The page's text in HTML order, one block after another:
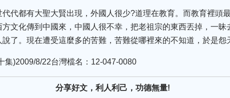
代都有大聖大賢出現，外國人很少?道理在教育。而教育裡頭
文化傳到中國來，中國人很不幸，把老祖宗的東西丟掉，一
了。現在遭受這麼多的苦難，苦難從哪裡來的不知道，於是怨
集)2009/8/22台灣檔名：12-047-0080
分享好文，利人利己，功德無量!